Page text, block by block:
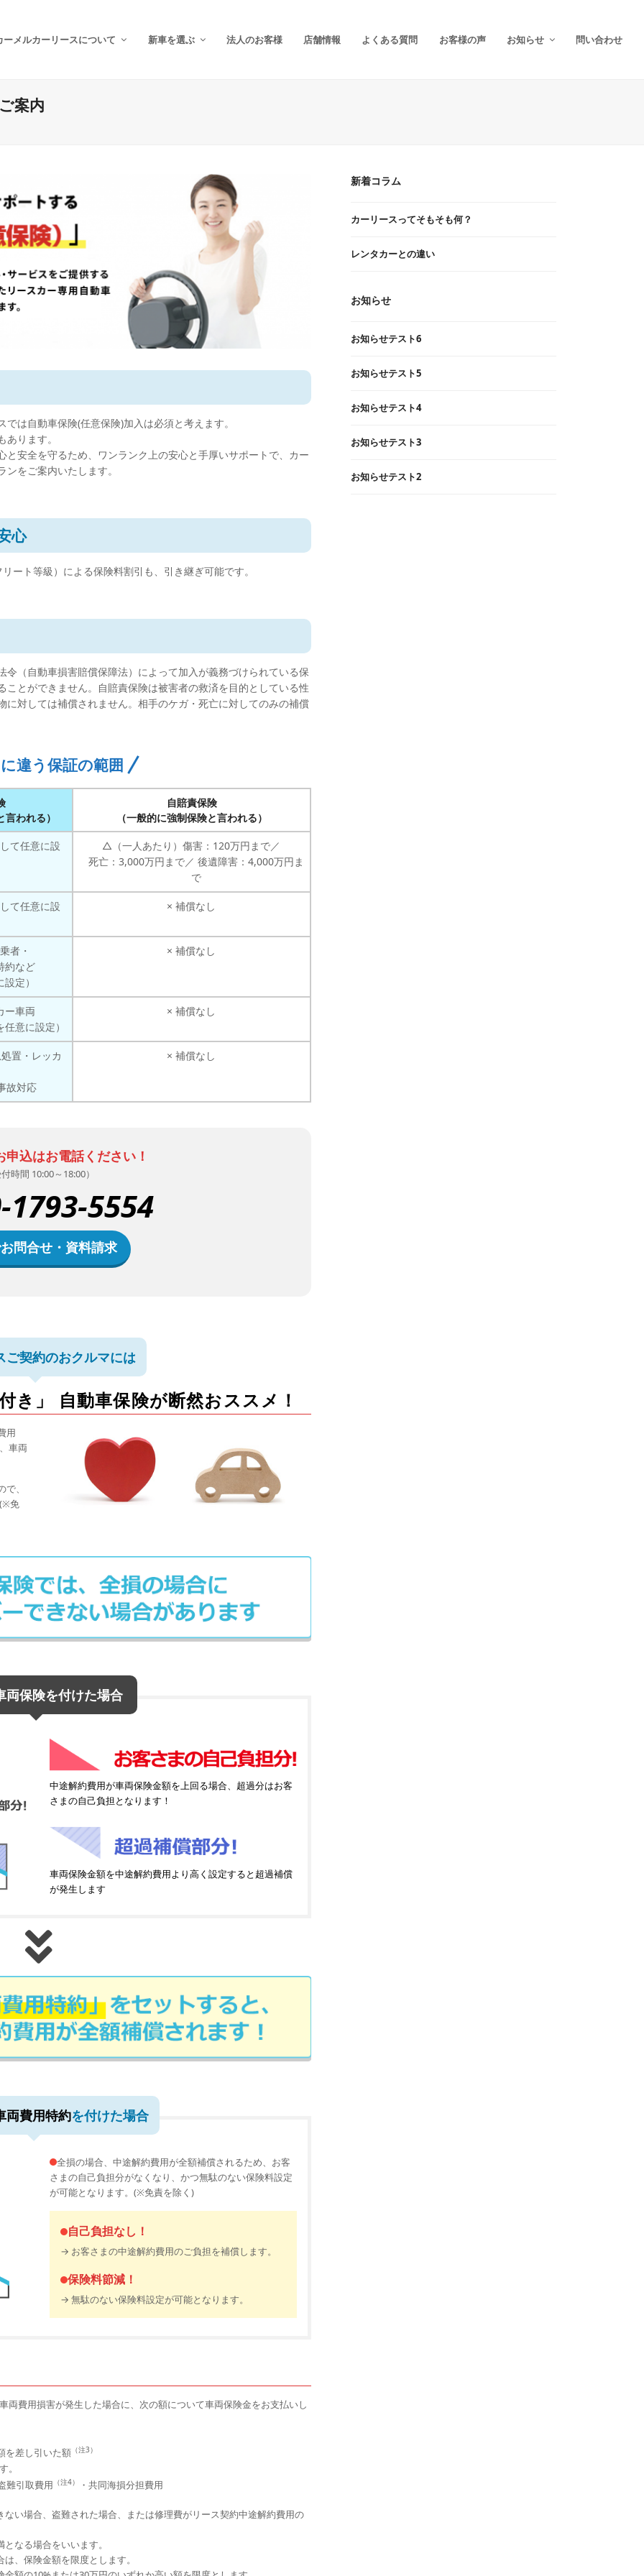
ーメルカーリースについて 新車を選ぶ 法人のお客様 店舗情報 よくある質問 お客様の声 お知らせ 問い合わせ
案内
は自動車保険(任意保険)加入は必須と考えます。
ります。
安全を守るため、ワンランク上の安心と手厚いサポートで、カー
をご案内いたします。
心
ート等級）による保険料割引も、引き継ぎ可能です。
（自動車損害賠償保障法）によって加入が義務づけられている保
とができません。自賠責保険は被害者の救済を目的としている性
対しては補償されません。相手のケガ・死亡に対してのみの補償
違う保証の範囲
われる）
自賠責保険
（一般的に強制保険と言われる）
て任意に設
△（一人あたり）傷害：120万円まで／
死亡：3,000万円まで／ 後遺障害：4,000万円ま
で
て任意に設 × 補償なし
者・
約など
定）
× 補償なし
ー車両
意に設定）
× 補償なし
置・レッカ
故対応
× 補償なし
込はお電話ください！
時間 10:00～18:00）
1793-5554
問合せ・資料請求
ご契約のおクルマには
き」 自動車保険が断然おススメ！
用
車両
、
免
両保険を付けた場合
中途解約費用が車両保険金額を上回る場合、超過分はお客
さまの自己負担となります！
車両保険金額を中途解約費用より高く設定すると超過補償
が発生します
両費用特約を付けた場合
全損の場合、中途解約費用が全額補償されるため、お客
さまの自己負担分がなくなり、かつ無駄のない保険料設定
が可能となります。(※免責を除く)
自己負担なし！
→ お客さまの中途解約費用のご負担を補償します。
保険料節減！
→ 無駄のない保険料設定が可能となります。
両費用損害が発生した場合に、次の額について車両保険金をお支払いし
を差し引いた額 （注3）
。
難引取費用 （注4） ・共同海損分担費用
い場合、盗難された場合、または修理費がリース契約中途解約費用の
なる場合をいいます。
、保険金額を限度とします。
新着コラム
カーリースってそもそも何？
レンタカーとの違い
お知らせ
お知らせテスト6
お知らせテスト5
お知らせテスト4
お知らせテスト3
お知らせテスト2